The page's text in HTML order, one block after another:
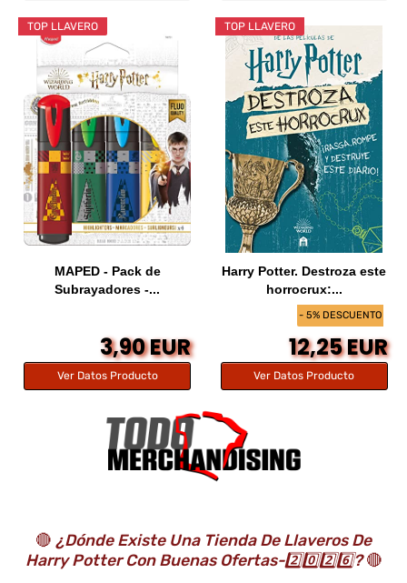
TOP LLAVERO
MAPED - Pack de
Subrayadores -...
3,90 EUR
Ver Datos Producto
- 5% DESCUENTO
TOP LLAVERO
Harry Potter. Destroza este
horrocrux:...
12,25 EUR
Ver Datos Producto
🔴 ¿Dónde Existe Una Tienda De Llaveros De
Harry Potter Con Buenas Ofertas-2️⃣0️⃣2️⃣6️⃣?🔴